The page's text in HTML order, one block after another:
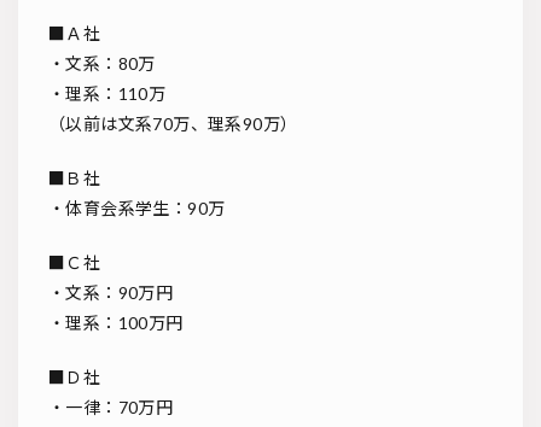
■Ａ社
・文系：80万
・理系：110万
（以前は文系70万、理系90万）
■Ｂ社
・体育会系学生：90万
■Ｃ社
・文系：90万円
・理系：100万円
■Ｄ社
・一律：70万円